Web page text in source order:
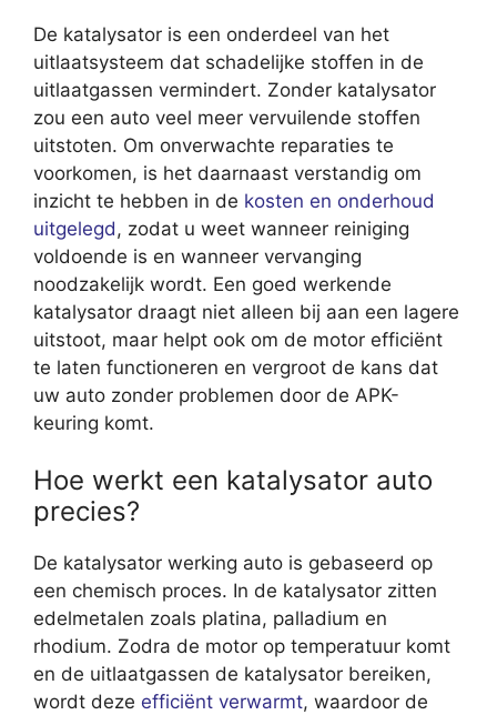
De katalysator is een onderdeel van het
uitlaatsysteem dat schadelijke stoffen in de
uitlaatgassen vermindert. Zonder katalysator
zou een auto veel meer vervuilende stoffen
uitstoten. Om onverwachte reparaties te
voorkomen, is het daarnaast verstandig om
inzicht te hebben in de kosten en onderhoud
uitgelegd, zodat u weet wanneer reiniging
voldoende is en wanneer vervanging
noodzakelijk wordt. Een goed werkende
katalysator draagt niet alleen bij aan een lagere
uitstoot, maar helpt ook om de motor efficiënt
te laten functioneren en vergroot de kans dat
uw auto zonder problemen door de APK-
keuring komt.
Hoe werkt een katalysator auto
precies?
De katalysator werking auto is gebaseerd op
een chemisch proces. In de katalysator zitten
edelmetalen zoals platina, palladium en
rhodium. Zodra de motor op temperatuur komt
en de uitlaatgassen de katalysator bereiken,
wordt deze efficiënt verwarmt, waardoor de